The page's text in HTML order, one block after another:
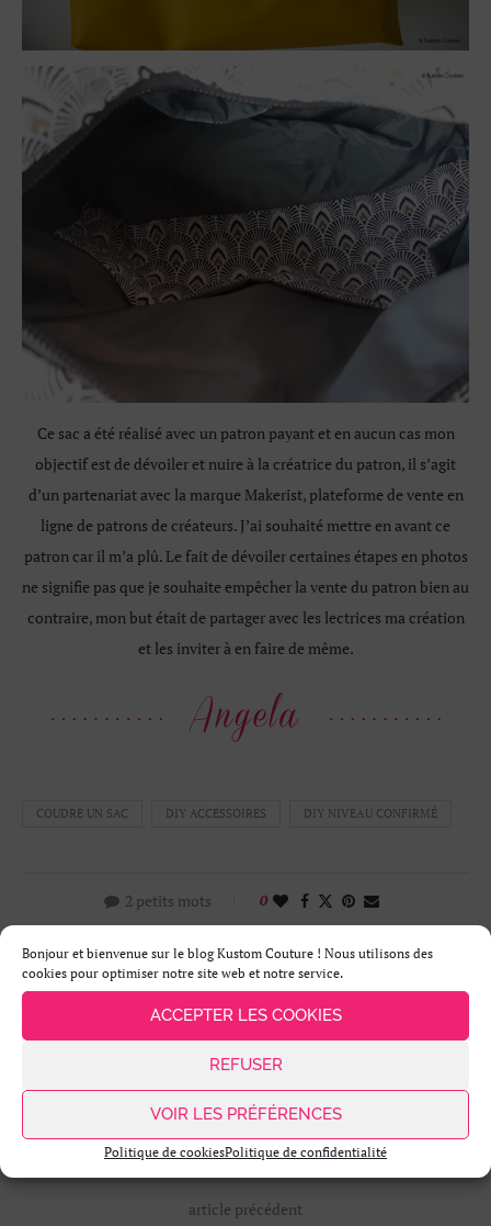
Bonjour et bienvenue sur le blog Kustom Couture ! Nous utilisons des
cookies pour optimiser notre site web et notre service.
ACCEPTER LES COOKIES
REFUSER
VOIR LES PRÉFÉRENCES
Politique de cookiesPolitique de confidentialité
Ce sac a été réalisé avec un patron payant et en aucun cas mon
objectif est de dévoiler et nuire à la créatrice du patron, il s’agit
d’un partenariat avec la marque Makerist, plateforme de vente en
ligne de patrons de créateurs. J’ai souhaité mettre en avant ce
patron car il m’a plû. Le fait de dévoiler certaines étapes en photos
ne signifie pas que je souhaite empêcher la vente du patron bien au
contraire, mon but était de partager avec les lectrices ma création
et les inviter à en faire de même.
COUDRE UN SAC DIY ACCESSOIRES DIY NIVEAU CONFIRMÉ
2 petits mots 0
ANGELA
Passionnée de mode, couture et web, j'ai créé
Kustom Couture pour partager mes DIY mode,
accessoires et déco.
article précédent